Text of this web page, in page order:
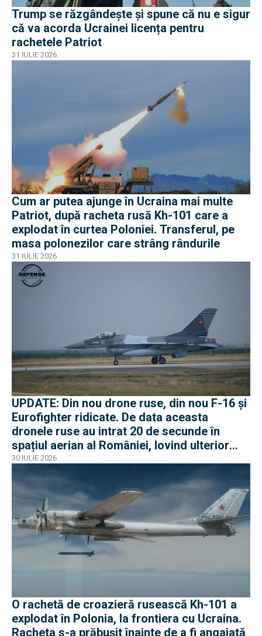
Trump se răzgândește și spune că nu e sigur
că va acorda Ucrainei licența pentru
rachetele Patriot
31 IULIE 2026
Cum ar putea ajunge în Ucraina mai multe
Patriot, după racheta rusă Kh-101 care a
explodat în curtea Poloniei. Transferul, pe
masa polonezilor care strâng rândurile
31 IULIE 2026
UPDATE: Din nou drone ruse, din nou F-16 și
Eurofighter ridicate. De data aceasta
dronele ruse au intrat 20 de secunde în
spațiul aerian al României, lovind ulterior
Ucraina
30 IULIE 2026
O rachetă de croazieră rusească Kh-101 a
explodat în Polonia, la frontiera cu Ucraina.
Racheta s-a prăbușit înainte de a fi angajată